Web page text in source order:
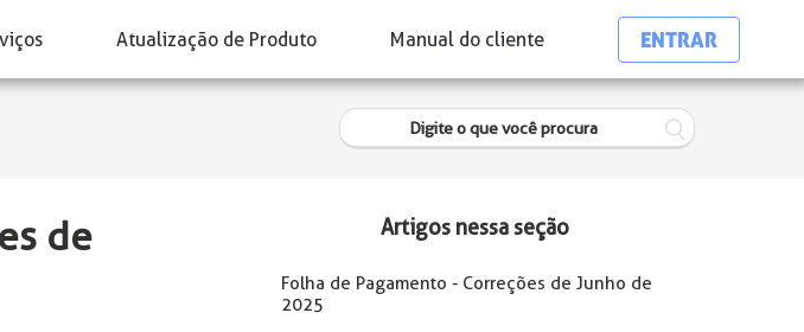
Atualização de Produto Manual do cliente ENTRAR
de
Artigos nessa seção
Folha de Pagamento - Correções de Junho de
2025